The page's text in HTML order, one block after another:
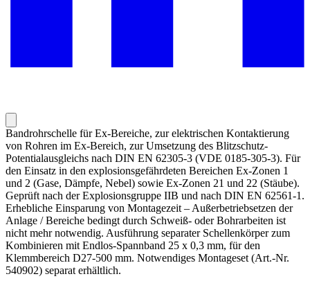
Bandrohrschelle für Ex-Bereiche, zur elektrischen Kontaktierung
von Rohren im Ex-Bereich, zur Umsetzung des Blitzschutz-
Potentialausgleichs nach DIN EN 62305-3 (VDE 0185-305-3). Für
den Einsatz in den explosionsgefährdeten Bereichen Ex-Zonen 1
und 2 (Gase, Dämpfe, Nebel) sowie Ex-Zonen 21 und 22 (Stäube).
Geprüft nach der Explosionsgruppe IIB und nach DIN EN 62561-1.
Erhebliche Einsparung von Montagezeit – Außerbetriebsetzen der
Anlage / Bereiche bedingt durch Schweiß- oder Bohrarbeiten ist
nicht mehr notwendig. Ausführung separater Schellenkörper zum
Kombinieren mit Endlos-Spannband 25 x 0,3 mm, für den
Klemmbereich D27-500 mm. Notwendiges Montageset (Art.-Nr.
540902) separat erhältlich.